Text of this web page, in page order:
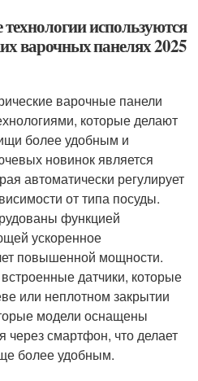
используются
варочных панелях 2025
варочные панели
которые делают
более удобным и
новинок является
автоматически регулирует
от типа посуды.
функцией
ускоренное
повышенной мощности.
датчики, которые
или неплотном закрытии
модели оснащены
смартфон, что делает
более удобным.